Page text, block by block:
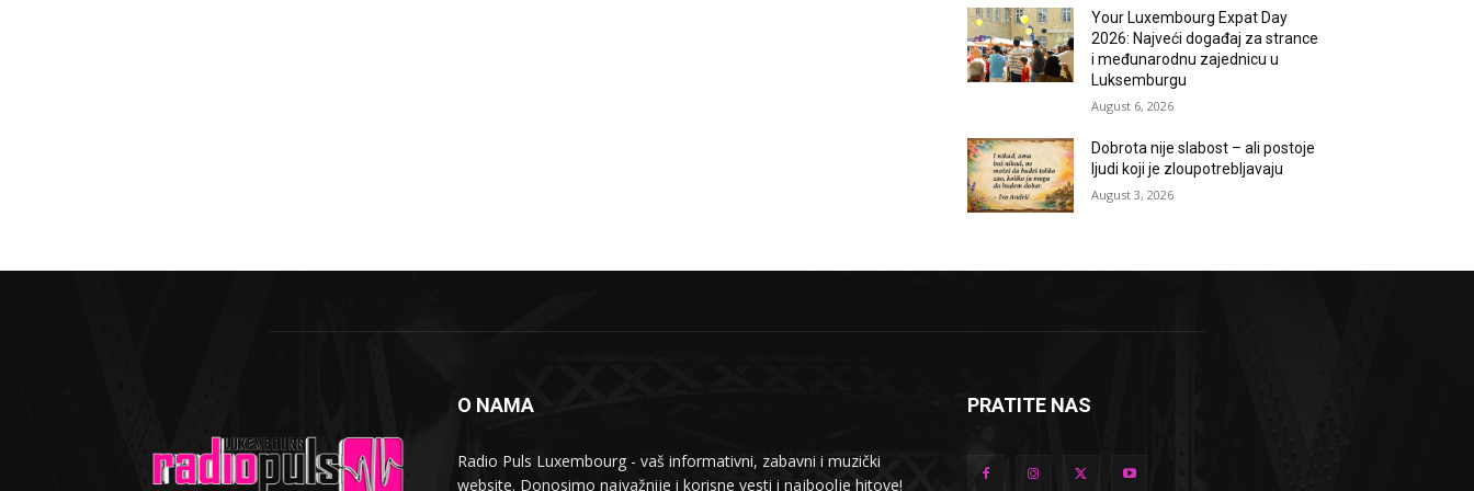
Your Luxembourg Expat Day
2026: Najveći događaj za strance
i međunarodnu zajednicu u
Luksemburgu
August 6, 2026
Dobrota nije slabost – ali postoje
ljudi koji je zloupotrebljavaju
August 3, 2026
O NAMA
Radio Puls Luxembourg - vaš informativni, zabavni i muzički
website. Donosimo najvažnije i korisne vesti i najboolje hitove!
PRATITE NAS